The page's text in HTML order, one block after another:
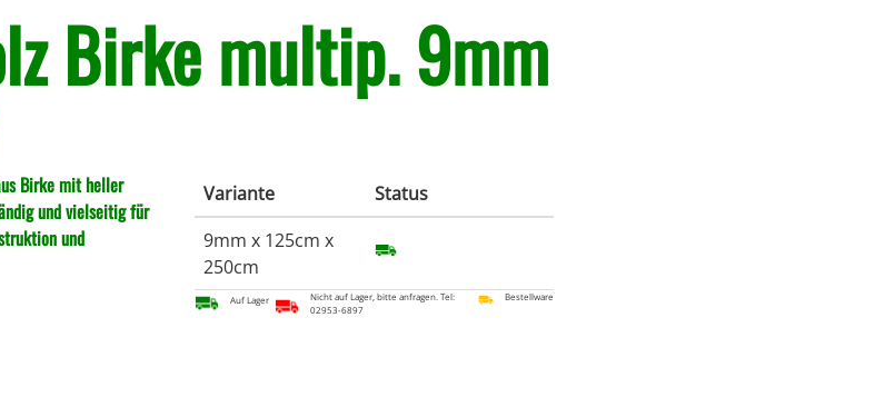
Birke multip. 9mm
Birke mit heller
und vielseitig für
und
Variante
Status
9mm x 125cm x
250cm
Auf Lager
Nicht auf Lager, bitte anfragen. Tel:
02953-6897
Bestellware